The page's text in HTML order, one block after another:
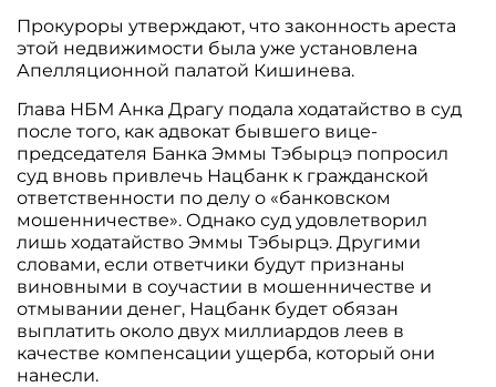
Прокуроры утверждают, что законность ареста
этой недвижимости была уже установлена
Апелляционной палатой Кишинева.
Глава НБМ Анка Драгу подала ходатайство в суд
после того, как адвокат бывшего вице-
председателя Банка Эммы Тэбырцэ попросил
суд вновь привлечь Нацбанк к гражданской
ответственности по делу о «банковском
мошенничестве». Однако суд удовлетворил
лишь ходатайство Эммы Тэбырцэ. Другими
словами, если ответчики будут признаны
виновными в соучастии в мошенничестве и
отмывании денег, Нацбанк будет обязан
выплатить около двух миллиардов леев в
качестве компенсации ущерба, который они
нанесли.